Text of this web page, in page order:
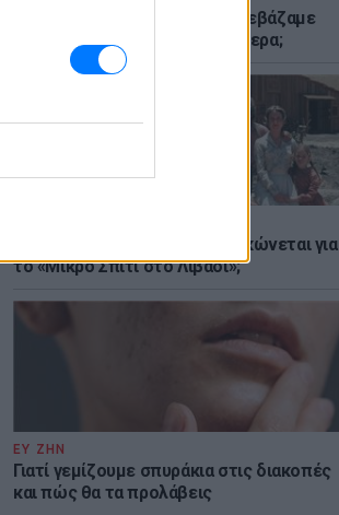
Έφτιαξαν το Napster που κατεβάζαμε
μουσική - Πού βρίσκονται σήμερα;
Explainer: Γιατί η Αμερική τσακώνεται για
το «Μικρό Σπίτι στο Λιβάδι»;
ΕΥ ΖΗΝ
Γιατί γεμίζουμε σπυράκια στις διακοπές
και πώς θα τα προλάβεις